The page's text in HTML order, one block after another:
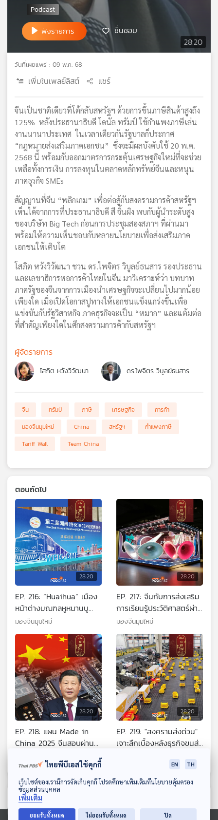
แผนที่
วิทยุ
เครือ
ดาวน์โหลด Thai PBS Podcast Application
28:20
ฟังรายการ ชื่นชอบ
วันที่เผยแพร่ : 09 พ.ค. 68
เพิ่มในเพลย์ลิสต์ แชร์
จีนเป็นชาติเดียวที่โต้กลับสหรัฐฯ ด้วยการขึ้นภาษีสินค้าสูงถึง
125% หลังประธานาธิบดี โดนัล ทรัมป์ ใช้กำแพงภาษีเล่น
งานนานาประเทศ ในเวลาเดียวกันรัฐบาลก็ประกาศ
“กฎหมายส่งเสริมภาคเอกชน” ซึ่งจะมีผลบังคับใช้ 20 พ.ค.
2568 นี้ พร้อมกับออกมาตรการกระตุ้นเศรษฐกิจใหม่ที่จะช่วย
เหลือทั้งการเงิน การลงทุนในตลาดหลักทรัพย์จีนและหนุน
ภาคธุรกิจ SMEs
สัญญานที่จีน “พลิกเกม” เพื่อต่อสู้กับสงครามการค้าสหรัฐฯ
เห็นได้จากการที่ประธานาธิบดี สี จิ้นผิง พบกับผู้นำระดับสูง
ของบริษัท Big Tech ก่อนการประชุมสองสภาฯ ที่ผ่านมา
พร้อมให้ความเห็นชอบกับหลายนโยบายเพื่อส่งเสริมภาค
เอกชนให้เติบโต
โสภิต หวังวิวัฒนา ชวน ดร.ไพจิตร วิบูลย์ธนสาร รองประธาน
และเลขาธิการหอการค้าไทยในจีน มาวิเคราะห์ว่า บทบาท
ภาครัฐของจีนจากการเมืองนำเศรษฐกิจจะเปลี่ยนไปมากน้อย
เพียงใด เมื่อเปิดโอกาสปูทางให้เอกชนแข็งแกร่งขึ้นเพื่อ
แข่งขันกับรัฐวิสาหกิจ ภาคธุรกิจจะเป็น “หมาก” และแต้มต่อ
ที่สำคัญเพียงใดในศึกสงครามการค้ากับสหรัฐฯ
ผู้จัดรายการ
โสภิต หวังวิวัฒนา ดร.ไพจิตร วิบูลย์ธนสาร
จีน ทรัมป์ ภาษี เศรษฐกิจ
การค้า
มองจีนมุมใหม่
China สหรัฐฯ
กำแพงภาษี
Tariff Wall
Team China
ตอนถัดไป
28:20
EP. 216: “Huaihua” เมือง
หน้าต่างมณฑลหูหนานบู
รณาการจีนสู่โลก ผ่านข้อ
ตกลง RCEP
มองจีนมุมใหม่
28:20
EP. 217: จีนกับการส่งเสริม
การเรียนรู้ประวัติศาสตร์ผ่าน
พิพิธภัณฑ์ในหูหนาน
มองจีนมุมใหม่
28:20
EP. 218: แผน Made in
China 2025 จีนสอบผ่าน
28:20
EP. 219: "สงครามส่งด่วน"
เจาะลึกเบื้องหลังธุรกิจขนส่ง
ตอนที่เกี่ยวข้อง
ไทยพีบีเอสใช้คุกกี้ EN TH
เว็บไซต์ของเรามีการจัดเก็บคุกกี้ โปรดศึกษาเพิ่มเติมที่นโยบายคุ้มครอง
ข้อมูลส่วนบุคคล
เพิ่มเติม
ยอมรับทั้งหมด ไม่ยอมรับทั้งหมด ปิด